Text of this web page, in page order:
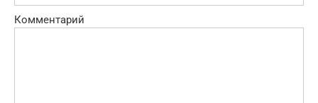
Комментарий